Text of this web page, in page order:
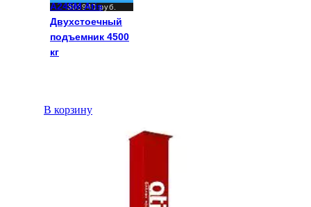
A245M Atis
Двухстоечный
подъемник 4500
кг
303940руб.
В корзину